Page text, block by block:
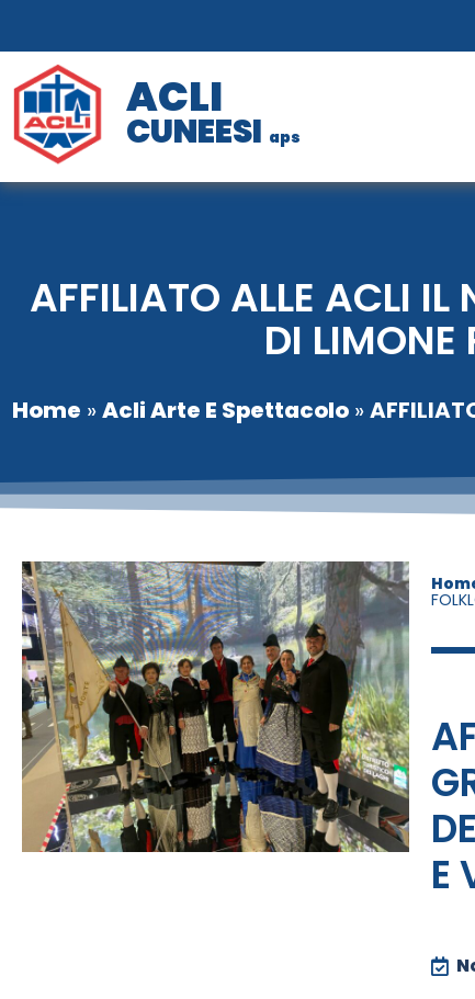
ACLI
CUNEESI aps
AFFILIATO ALLE ACLI IL
DI LIMONE
Home »Acli Arte E Spettacolo»
E